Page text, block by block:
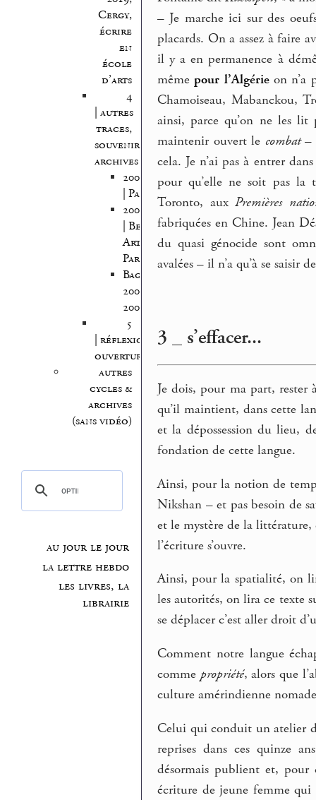
Cergy,
écrire
en
école
d’arts
4
| autres
traces,
souvenirs,
archives
2005/2006
| Pantin
2005/2007
| Beaux
Arts
Paris
Bagnolet
2008-
2009
5
| réflexion,
ouvertures
autres
cycles &
archives
(sans vidéo)
au jour le jour
la lettre hebdo
les livres, la
librairie
– Je marche ici sur des
placards. On a assez à faire
il y a en permanence à
mêmepour l’Algérieon n’a
Chamoiseau, Mabanckou,
ainsi, parce qu’on ne les
maintenir ouvert le combat–
cela. Je n’ai pas à entrer
pour qu’elle ne soit pas la
Toronto, auxPremières
fabriquées en Chine. Jean
du quasi génocide sont
avalées – il n’a qu’à se saisir
3 _ s’effacer...
Je dois, pour ma part, rester
qu’il maintient, dans cette
et la dépossession du lieu,
fondation de cette langue.
Ainsi, pour la notion de
Nikshan – et pas besoin de
et le mystère de la littérature,
l’écriture s’ouvre.
Ainsi, pour la spatialité, on
les autorités, on lira ce texte
se déplacer c’est aller droit
Comment notre langue
comme propriété, alors que
culture amérindienne
Celui qui conduit un atelier
reprises dans ces quinze
désormais publient et,
écriture de jeune femme